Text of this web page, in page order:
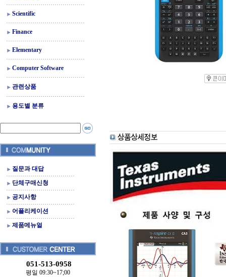
Scientific
Finance
Elementary
Computer Software
관련상품
용도별 분류
질문과 대답
단체구매신청
공지사항
어플리케이션
제품메뉴얼
051-513-0958
평일 09:30~17;00